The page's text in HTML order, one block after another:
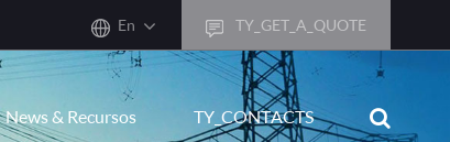
En TY_GET_A_QUOTE
News & Recursos TY_CONTACTS